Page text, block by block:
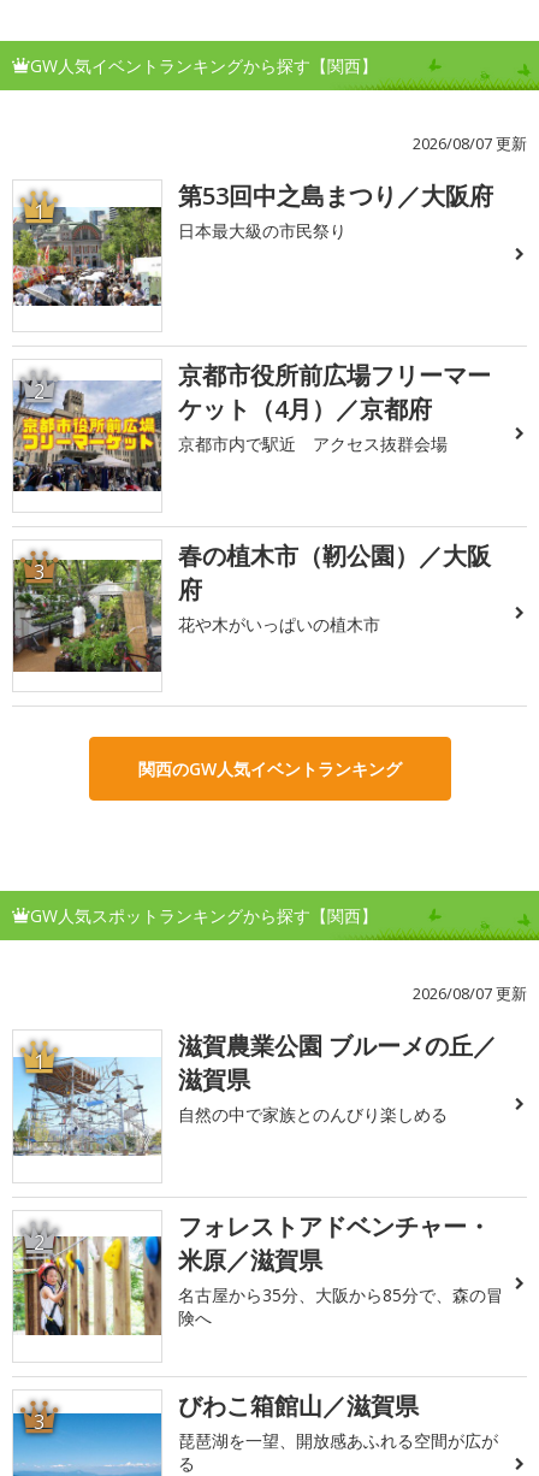
GW人気イベントランキングから探す【関西】
2026/08/07 更新
1 第53回中之島まつり／大阪府
日本最大級の市民祭り
2
京都市役所前広場フリーマー
ケット（4月）／京都府
京都市内で駅近 アクセス抜群会場
3
春の植木市（靭公園）／大阪
府
花や木がいっぱいの植木市
関西のGW人気イベントランキング
GW人気スポットランキングから探す【関西】
2026/08/07 更新
1
滋賀農業公園 ブルーメの丘／
滋賀県
自然の中で家族とのんびり楽しめる
2
フォレストアドベンチャー・
米原／滋賀県
名古屋から35分、大阪から85分で、森の冒
険へ
3 びわこ箱館山／滋賀県
琵琶湖を一望、開放感あふれる空間が広が
る